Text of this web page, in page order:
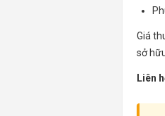
Giá
sở
Liên